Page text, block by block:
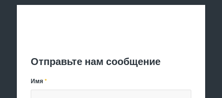
Отправьте нам сообщение
Имя*